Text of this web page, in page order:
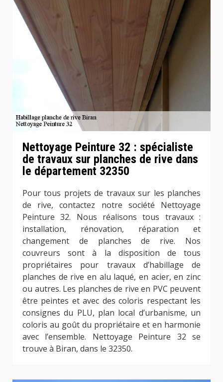
Nettoyage Peinture 32 : spécialiste
de travaux sur planches de rive dans
le département 32350
Pour tous projets de travaux sur les planches
de rive, contactez notre société Nettoyage
Peinture 32. Nous réalisons tous travaux :
installation, rénovation, réparation et
changement de planches de rive. Nos
couvreurs sont à la disposition de tous
propriétaires pour travaux d’habillage de
planches de rive en alu laqué, en acier, en zinc
ou autres. Les planches de rive en PVC peuvent
être peintes et avec des coloris respectant les
consignes du PLU, plan local d’urbanisme, un
coloris au goût du propriétaire et en harmonie
avec l’ensemble. Nettoyage Peinture 32 se
trouve à Biran, dans le 32350.